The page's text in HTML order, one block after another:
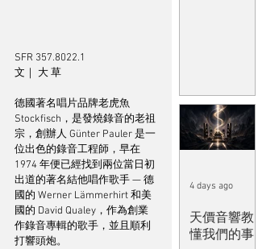
SFR 357.8022.1
文｜ 大 草
德國著名唱片品牌老虎魚
Stockfisch，是發燒錄音的老祖
宗，創辦人 Günter Pauler 是一
位出色的錄音工程師，早在
1974 年便已經找到兩位當日初
出道的著名結他唱作歌手 — 德
國的 Werner Lämmerhirt 和美
國的 David Qualey，作為創業
作錄音專輯的歌手，並且順利
打響頭炮。
天價音響教
懂我們的事
4 days ago